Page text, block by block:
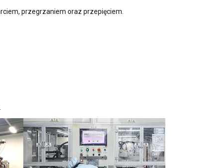
przegrzaniem oraz przepięciem.